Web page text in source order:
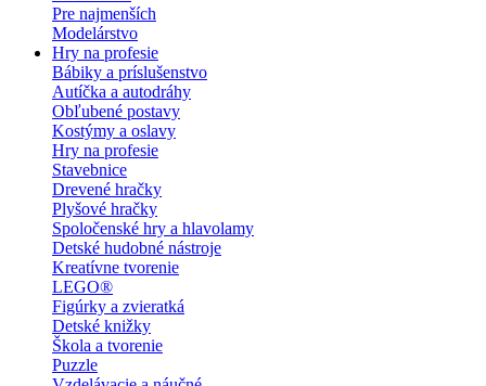
Pre najmenších
Modelárstvo
Hry na profesie
Bábiky a príslušenstvo
Autíčka a autodráhy
Obľubené postavy
Kostýmy a oslavy
Hry na profesie
Stavebnice
Drevené hračky
Plyšové hračky
Spoločenské hry a hlavolamy
Detské hudobné nástroje
Kreatívne tvorenie
LEGO®
Figúrky a zvieratká
Detské knižky
Škola a tvorenie
Puzzle